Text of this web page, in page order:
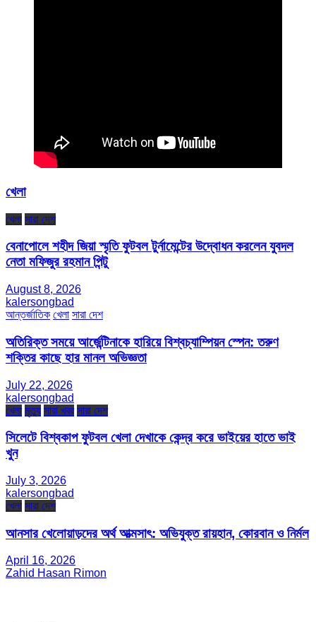
খেলা
খেলা সারা দেশ
বেনাপোলে শহীদ জিয়া স্মৃতি ফুটবল টুর্নামেন্টের উদ্বোধন করলেন যুবদল
নেতা মফিজুর রহমান পিন্টু
August 8, 2026
kalersongbad
আন্তর্জাতিক খেলা সারা দেশ
অতিরিক্ত সময়ে আর্জেন্টিনাকে হারিয়ে বিশ্বচ্যাম্পিয়ন স্পেন: তরুণ
শক্তির কাছে হার মানল অভিজ্ঞতা
July 22, 2026
kalersongbad
খেলা মৃত্যু সারা খবর সারা দেশ
সিলেটে বিশ্বকাপ ফুটবল খেলা দেখাকে কেন্দ্র করে ভাইয়ের হাতে ভাই
খুন
July 3, 2026
kalersongbad
খেলা সারা দেশ
আনসার খেলোয়াড়দের অর্থ আত্মসাৎ: অভিযুক্ত রায়হান, কোরবান ও নির্মল
April 16, 2026
Zahid Hasan Rimon